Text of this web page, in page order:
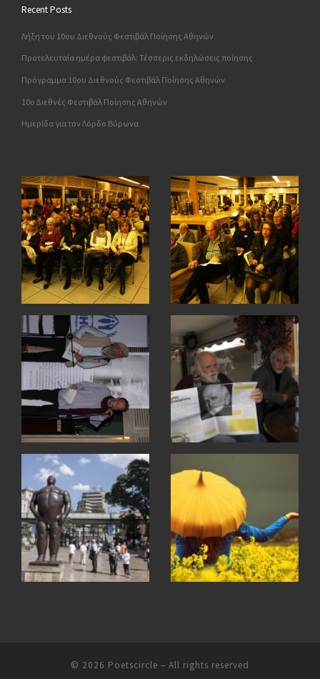
Recent Posts
Λήξη του 10ου Διεθνούς Φεστιβάλ Ποίησης Αθηνών
Προτελευταία ημέρα φεστιβάλ: Τέσσερις εκδηλώσεις ποίησης
Πρόγραμμα 10ου Διεθνούς Φεστιβάλ Ποίησης Αθηνών
10o Διεθνές Φεστιβάλ Ποίησης Αθηνών
Ημερίδα για τον Λόρδο Βύρωνα
© 2026 Poetscircle – All rights reserved